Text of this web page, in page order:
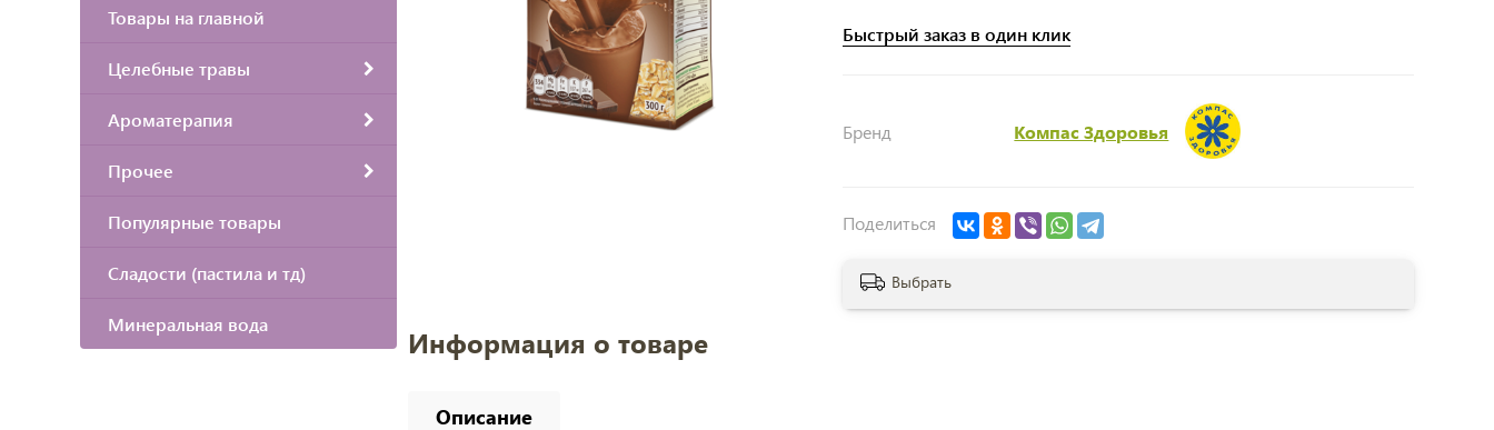
Товары на главной
Целебные травы
Ароматерапия
Прочее
Популярные товары
Сладости (пастила и тд)
Минеральная вода
Быстрый заказ в один клик
Бренд Компас Здоровья
Поделиться
Выбрать
Информация о товаре
Описание